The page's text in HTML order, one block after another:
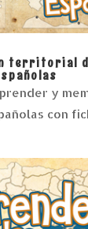
territorial
y
con